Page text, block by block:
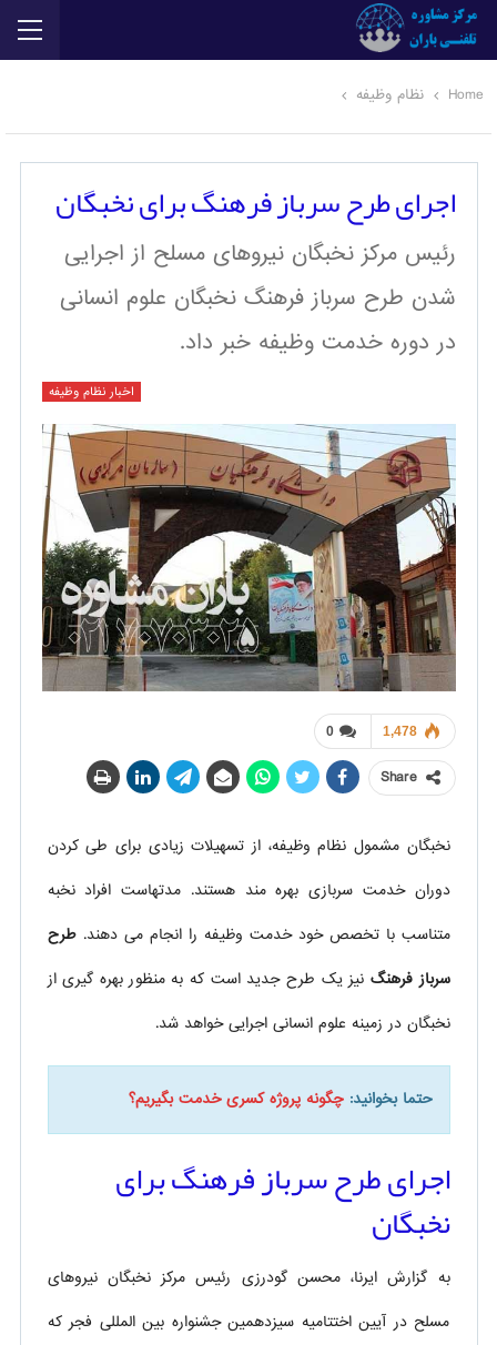
Home نظام وظیفه
اجرای طرح سرباز فرهنگ برای نخبگان
رئیس مرکز نخبگان نیروهای مسلح از اجرایی
شدن طرح سرباز فرهنگ نخبگان علوم انسانی
در دوره خدمت وظیفه خبر داد.
اخبار نظام وظیفه
0 1,478
Share
نخبگان مشمول نظام وظیفه، از تسهیلات زیادی برای طی کردن
دوران خدمت سربازی بهره مند هستند. مدتهاست افراد نخبه
متناسب با تخصص خود خدمت وظیفه را انجام می دهند. طرح
سرباز فرهنگ نیز یک طرح جدید است که به منظور بهره گیری از
نخبگان در زمینه علوم انسانی اجرایی خواهد شد.
حتما بخوانید:چگونه پروژه کسری خدمت بگیریم؟
اجرای طرح سرباز فرهنگ برای
نخبگان
به گزارش ایرنا، محسن گودرزی رئیس مرکز نخبگان نیروهای
مسلح در آیین اختتامیه سیزدهمین جشنواره بین المللی فجر که